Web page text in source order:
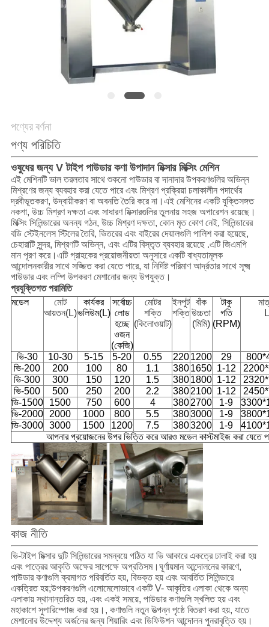
পণ্যের বর্ণনা
পণ্য পরিচিতি
ওষুধের জন্য V টাইপ পাউডার কণা উপাদান মিক্সার মিক্সিং মেশিন
এই মেশিনটি ভাল তরলতার সাথে শুকনো পাউডার বা দানাদার উপকরণগুলির অভিন্ন
মিশ্রণের জন্য ব্যবহার করা যেতে পারে এবং মিশ্রণ প্রক্রিয়া চলাকালীন পদার্থের
দ্রবীভূতকরণ, উদ্বায়ীকরণ বা অবনতি তৈরি করে না।এই মেশিনের একটি যুক্তিসঙ্গত
নকশা, উচ্চ মিশ্রণ দক্ষতা এবং সাধারণ মিক্সারগুলির তুলনায় সহজ অপারেশন রয়েছে।
মিক্সিং সিলিন্ডারের অনন্য গঠন, উচ্চ মিশ্রণ দক্ষতা, কোন মৃত কোণ নেই, সিলিন্ডারের
বডি স্টেইনলেস স্টিলের তৈরি, ভিতরের এবং বাইরের দেয়ালগুলি পালিশ করা হয়েছে,
চেহারাটি সুন্দর, মিশ্রণটি অভিন্ন, এবং এটির বিস্তৃত ব্যবহার রয়েছে .এটি জিএমপি
মান পূরণ করে।এটি গ্রাহকের প্রয়োজনীয়তা অনুসারে একটি বাধ্যতামূলক
আন্দোলনকারীর সাথে সজ্জিত করা যেতে পারে, যা নির্দিষ্ট পরিমাণ আর্দ্রতার সাথে সূক্ষ্ম
পাউডার এবং লম্পি উপকরণ মেশানোর জন্য উপযুক্ত।
প্রযুক্তিগত পরামিতি
মডেল
মোট
আয়তন(L)
কার্যকর
ভলিউম(L)
সর্বোচ্চ
লোড
হচ্ছে
ওজন
(কেজি)
মোটর
শক্তি
(কিলোওয়াট)
ইনপুট
শক্তি
বাঁক
উচ্চতা
(মিমি)
টাকু
গতি
(RPM)
ভি-30 10-30 5-15 5-20 0.55 2201200 29
ভি-200
200 100 80 1.1 3801650 1-12
ভি-300
300 150 120 1.5 3801800 1-12
ভি-500
500 250 200 2.2 3802100 1-12
ভি-1500
1500 750 600 4 3802700 1-9
ভি-2000
2000 1000 800 5.5 3803000 1-9
ভি-3000
3000 1500 1200 7.5 3803200 1-9
আপনার প্রয়োজনের উপর ভিত্তি করে আরও মডেল কাস্টমাইজ করা যেতে
কাজ নীতি
ভি-টাইপ মিক্সার দুটি সিলিন্ডারের সমন্বয়ে গঠিত যা ভি আকারে একত্রে ঢালাই করা হয়
এবং পাত্রের আকৃতি অক্ষের সাপেক্ষে অপ্রতিসম।ঘূর্ণায়মান আন্দোলনের কারণে,
পাউডার কণাগুলি ক্রমাগত পরিবর্তিত হয়, বিভক্ত হয় এবং আবর্তিত সিলিন্ডারে
একত্রিত হয়;উপকরণগুলি এলোমেলোভাবে একটি V- আকৃতির এলাকা থেকে অন্য
এলাকায় স্থানান্তরিত হয়, এবং একই সময়ে, পাউডার কণাগুলি স্খলিত হয় এবং
মহাকাশে সুপারিম্পোজ করা হয়।, কণাগুলি নতুন উত্পন্ন পৃষ্ঠে বিতরণ করা হয়, যাতে
মেশানোর উদ্দেশ্য অর্জনের জন্য শিয়ারিং এবং ডিফিউশন আন্দোলন পুনরাবৃত্তি হয়।